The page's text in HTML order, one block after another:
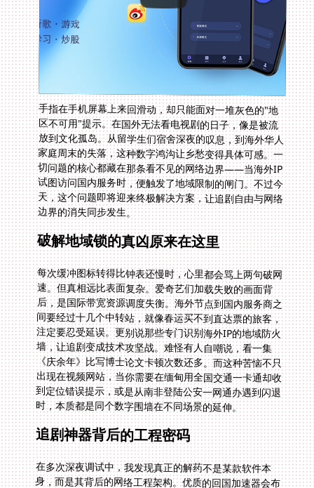
手指在手机屏幕上来回滑动，却只能面对一堆灰色的"地
区不可用"提示。在国外无法看电视剧的日子，像是被流
放到文化孤岛。从留学生们宿舍深夜的叹息，到海外华人
家庭周末的失落，这种数字鸿沟让乡愁变得具体可感。一
切问题的核心都藏在那条看不见的网络边界——当海外IP
试图访问国内服务时，便触发了地域限制的闸门。不过今
天，这个问题即将迎来终极解决方案，让追剧自由与网络
边界的消失同步发生。
破解地域锁的真凶原来在这里
每次缓冲图标转得比钟表还慢时，心里都会骂上两句破网
速。但真相远比表面复杂。爱奇艺们加载失败的画面背
后，是国际带宽资源调度失衡。海外节点到国内服务商之
间要经过十几个中转站，就像春运买不到直达票的旅客，
注定要忍受延误。更别说那些专门识别海外IP的地域防火
墙，让追剧变成技术攻坚战。难怪有人自嘲说，看一集
《庆余年》比写博士论文卡顿次数还多。而这种苦恼不只
出现在视频网站，当你需要在缅甸用全国交通一卡通却收
到定位错误提示，或是从南非登陆公安一网通办遇到闪退
时，本质都是同个数字围墙在不同场景的延伸。
追剧神器背后的工程密码
在多次深夜调试中，我发现真正的解药不是某款软件本
身，而是其背后的网络工程架构。优质的回国加速器会布
设覆盖全球的加速节点，让你在纽约连接上海服务器时，
不再需要绕道法兰克福中转。这种直连架构的传输延时控
制得极为精准，连游戏场景都能保证毫秒级响应。更精妙
的是它的智能算法，能根据当前网络拥堵状况自动选择最
优路径。当你周末窝在沙发点开《甄嬛传》时，系统已经
悄无声息规避了骨干网高峰路段。这些技术构建的隐形桥